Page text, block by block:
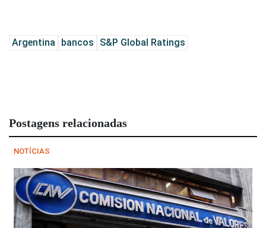
Argentina bancos S&P Global Ratings
Postagens relacionadas
NOTÍCIAS